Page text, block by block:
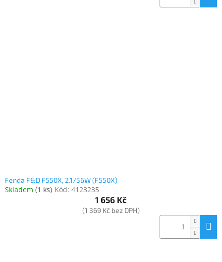
Fenda F&D F550X, 2.1/56W (F550X)
Skladem (1 ks) Kód: 4123235
1 656 Kč
(1 369 Kč bez DPH)